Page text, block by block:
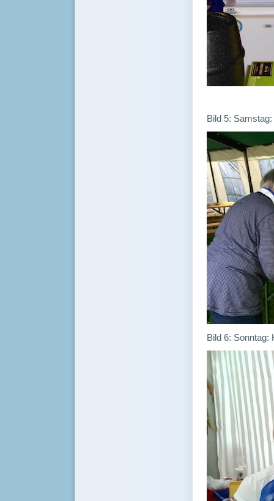
Bild 5:
Bild 6: Sonntag: